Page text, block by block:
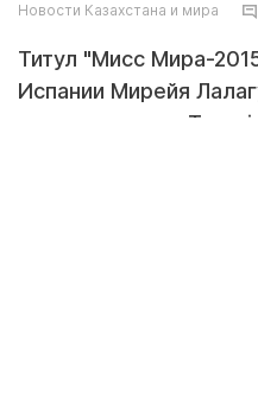
Новости Казахстана и мира
Титул "Мисс Мира-
Испании Мирейя
корреспондент